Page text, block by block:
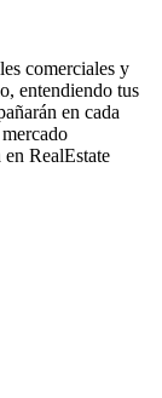
comerciales y
entendiendo tus
en cada
RealEstate